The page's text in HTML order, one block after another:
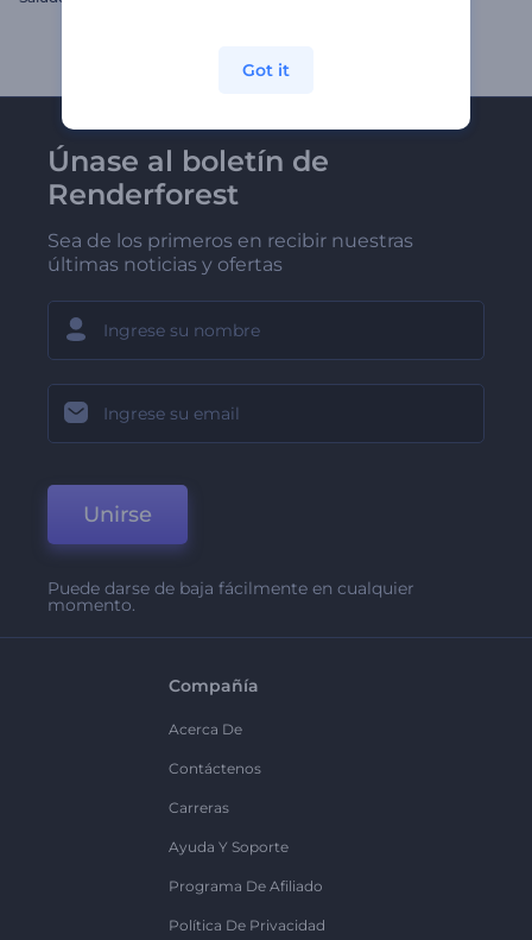
Únase al boletín de
Renderforest
Sea de los primeros en recibir nuestras
últimas noticias y ofertas
Unirse
Puede darse de baja fácilmente en cualquier
momento.
Compañía
Acerca De
Contáctenos
Carreras
Ayuda Y Soporte
Programa De Afiliado
Política De Privacidad
Got it